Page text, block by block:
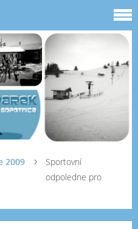
2009
Sportovní
odpoledne pro